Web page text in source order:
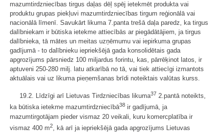
mazumtirdzniecības tirgus daļas dēļ spēj ietekmēt produkta vai
produktu grupas piekļuvi mazumtirdzniecības tirgum reģionālā vai
nacionālā līmenī. Savukārt likuma 7.panta trešā daļa paredz, ka tirgus
dalībniekam ir būtiska ietekme attiecībās ar piegādātājiem, ja tirgus
dalībnieka, tā mātes un meitas uzņēmumu vai iepirkuma grupas
gadījumā - to dalībnieku iepriekšējā gada konsolidētais gada
apgrozījums pārsniedz 100 miljardus forintu, kas, pārrēķinot latos, ir
aptuveni 250-280 milj. latu atkarībā no tā, vai tiek attiecīgi izmantots
aktuālais vai uz likuma pieņemšanas brīdi noteiktais valūtas kurss.
19.2. Līdzīgi arī Lietuvas Tirdzniecības likuma37 2.pantā noteikts,
ka būtiska ietekme mazumtirdzniecībā38 ir gadījumā, ja
mazumtirgotājam pieder vismaz 20 veikali, kuru komercplatība ir
vismaz 400 m2, kā arī ja iepriekšējā gada apgrozījums Lietuvas